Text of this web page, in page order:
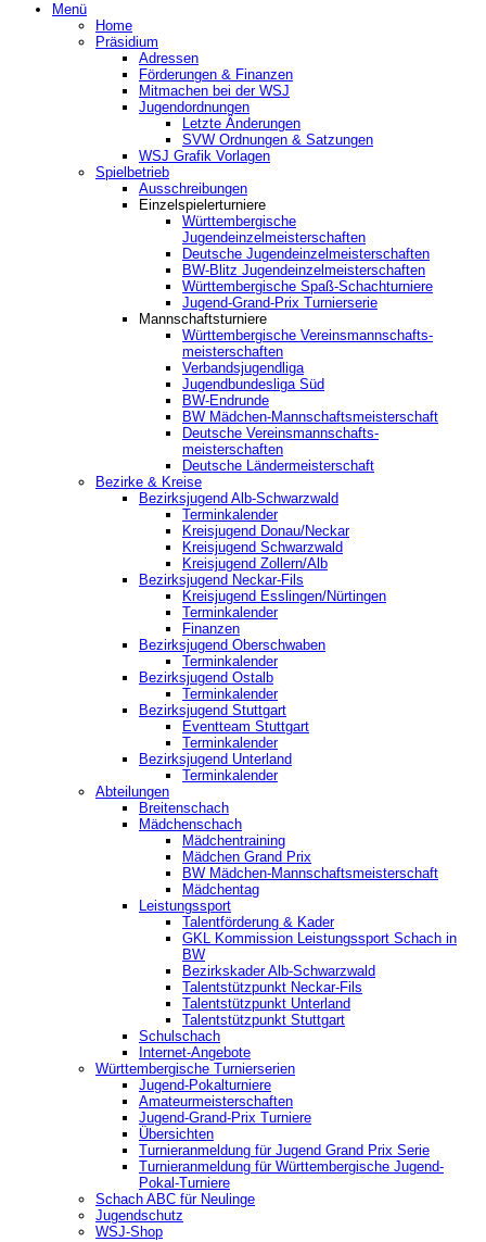
Menü
Home
Präsidium
Adressen
Förderungen & Finanzen
Mitmachen bei der WSJ
Jugendordnungen
Letzte Änderungen
SVW Ordnungen & Satzungen
WSJ Grafik Vorlagen
Spielbetrieb
Ausschreibungen
Einzelspielerturniere
Württembergische
Jugendeinzelmeisterschaften
Deutsche Jugendeinzelmeisterschaften
BW-Blitz Jugendeinzelmeisterschaften
Württembergische Spaß-Schachturniere
Jugend-Grand-Prix Turnierserie
Mannschaftsturniere
Württembergische Vereinsmannschafts-
meisterschaften
Verbandsjugendliga
Jugendbundesliga Süd
BW-Endrunde
BW Mädchen-Mannschaftsmeisterschaft
Deutsche Vereinsmannschafts-
meisterschaften
Deutsche Ländermeisterschaft
Bezirke & Kreise
Bezirksjugend Alb-Schwarzwald
Terminkalender
Kreisjugend Donau/Neckar
Kreisjugend Schwarzwald
Kreisjugend Zollern/Alb
Bezirksjugend Neckar-Fils
Kreisjugend ‎Esslingen/Nürtingen
Terminkalender
Finanzen
Bezirksjugend Oberschwaben
Terminkalender
Bezirksjugend Ostalb
Terminkalender
Bezirksjugend Stuttgart
‎Eventteam Stuttgart
Terminkalender
Bezirksjugend Unterland
Terminkalender
Abteilungen
Breitenschach
Mädchenschach
Mädchentraining
Mädchen Grand Prix
BW Mädchen-Mannschaftsmeisterschaft
Mädchentag
Leistungssport
Talentförderung & Kader
GKL Kommission Leistungssport Schach in
BW
Bezirkskader Alb-Schwarzwald
Talentstützpunkt Neckar-Fils
Talentstützpunkt Unterland
Talentstützpunkt Stuttgart
Schulschach
Internet-Angebote
Württembergische Turnierserien
Jugend-Pokalturniere
Amateurmeisterschaften
Jugend-Grand-Prix Turniere
Übersichten
Turnieranmeldung für Jugend Grand Prix Serie
Turnieranmeldung für Württembergische Jugend-
Pokal-Turniere
Schach ABC für Neulinge
Jugendschutz
WSJ-Shop